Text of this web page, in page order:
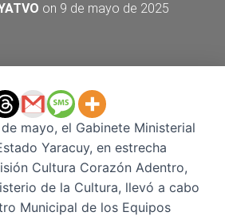
on 9 de mayo de 2025
mayo, el Gabinete Ministerial
Yaracuy, en estrecha
Cultura Corazón Adentro,
de la Cultura, llevó a cabo
Municipal de los Equipos